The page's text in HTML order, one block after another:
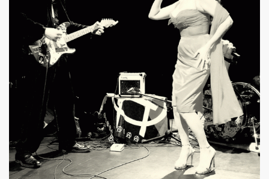
EP quatre titres (2023) : chronique detaillee.
THOURY en power rock n roll trio, premiers concerts
trio improvise le 6 janvier 2024 a Rock Paradise) :
"AJASPHERE" le 7 septembre 2023 a la Chapelle
dedicaces pour son livre "On connaît ma chanson" le
(de LA SOURIS DEGLINGUEE) le 15 decembre 2023 au
(concert "A plein cœur") jouent JOHNNY